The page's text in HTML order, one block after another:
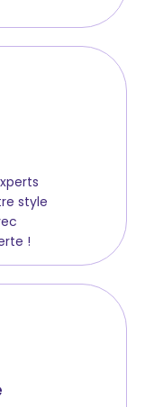
style
!